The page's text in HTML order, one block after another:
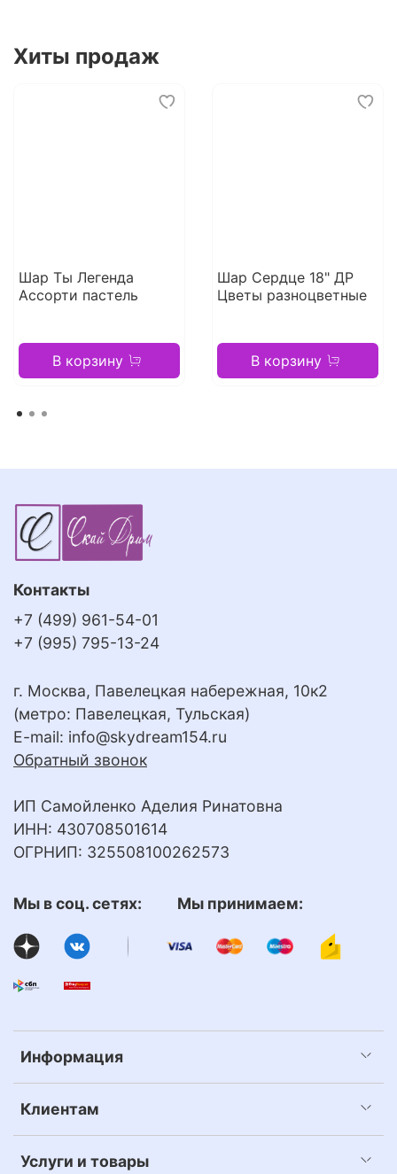
Хиты продаж
Шар Ты Легенда
Ассорти пастель
В корзину
Шар Сердце 18" ДР
Цветы разноцветные
В корзину
Информация
Клиентам
Услуги и товары
Контакты
+7 (499) 961-54-01
+7 (995) 795-13-24
г. Москва, Павелецкая набережная, 10к2
(метро: Павелецкая, Тульская)
E-mail: info@skydream154.ru
Обратный звонок
ИП Самойленко Аделия Ринатовна
ИНН: 430708501614
ОГРНИП: 325508100262573
Мы в соц. сетях: Мы принимаем: